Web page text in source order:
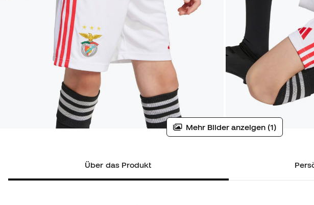
Mehr Bilder anzeigen (1)
Über das Produkt